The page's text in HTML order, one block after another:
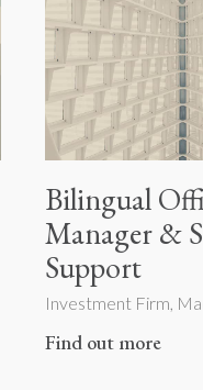
Bilingual
Manager &
Support
Investment Firm,
Find out more